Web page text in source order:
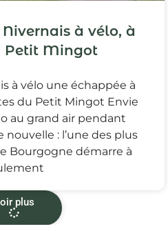
à vélo, à
Petit Mingot
à vélo une échappée à
du Petit Mingot Envie
au grand air pendant
: l’une des plus
Bourgogne démarre à
plus